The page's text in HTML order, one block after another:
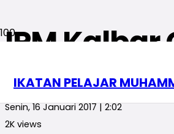
IKATAN PELAJAR
IPM
redaksi
Senin, 16 Januari 2017 | 2:02
2K views